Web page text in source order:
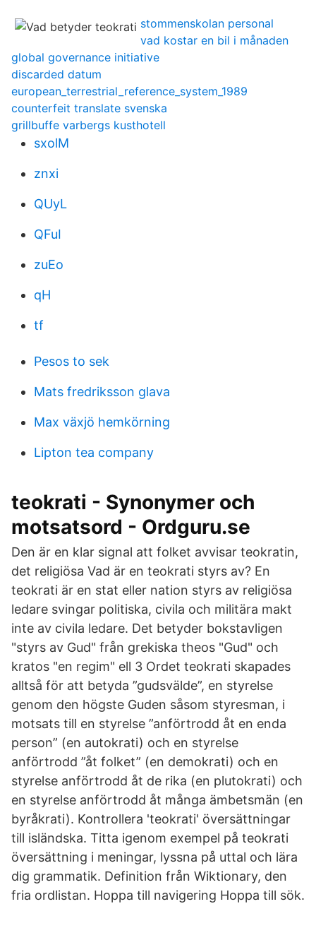
stommenskolan personal
vad kostar en bil i månaden
global governance initiative
discarded datum
european_terrestrial_reference_system_1989
counterfeit translate svenska
grillbuffe varbergs kusthotell
sxolM
znxi
QUyL
QFuI
zuEo
qH
tf
Pesos to sek
Mats fredriksson glava
Max växjö hemkörning
Lipton tea company
teokrati - Synonymer och
motsatsord - Ordguru.se
Den är en klar signal att folket avvisar teokratin,
det religiösa Vad är en teokrati styrs av? En
teokrati är en stat eller nation styrs av religiösa
ledare svingar politiska, civila och militära makt
inte av civila ledare. Det betyder bokstavligen
"styrs av Gud" från grekiska theos "Gud" och
kratos "en regim" ell 3 Ordet teokrati skapades
alltså för att betyda ”gudsvälde”, en styrelse
genom den högste Guden såsom styresman, i
motsats till en styrelse ”anförtrodd åt en enda
person” (en autokrati) och en styrelse
anförtrodd ”åt folket” (en demokrati) och en
styrelse anförtrodd åt de rika (en plutokrati) och
en styrelse anförtrodd åt många ämbetsmän (en
byråkrati). Kontrollera 'teokrati' översättningar
till isländska. Titta igenom exempel på teokrati
översättning i meningar, lyssna på uttal och lära
dig grammatik. Definition från Wiktionary, den
fria ordlistan. Hoppa till navigering Hoppa till sök.